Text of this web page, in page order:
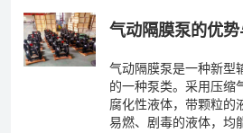
气动隔膜泵的优势
气动隔膜泵是一种新型
的一种泵类。采用压缩
腐化性液体，带颗粒的
易燃、剧毒的液体，均